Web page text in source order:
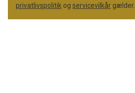
privatlivspolitik og servicevilkår gælder.